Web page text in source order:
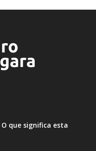
que significa esta